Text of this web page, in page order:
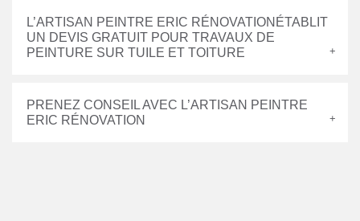
L’ARTISAN PEINTRE ERIC RÉNOVATIONÉTABLIT
UN DEVIS GRATUIT POUR TRAVAUX DE
PEINTURE SUR TUILE ET TOITURE
PRENEZ CONSEIL AVEC L’ARTISAN PEINTRE
ERIC RÉNOVATION